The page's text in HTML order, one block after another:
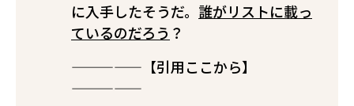
に入手したそうだ。 誰がリストに載っ
ているのだろう ？
—————【引用ここから】
—————